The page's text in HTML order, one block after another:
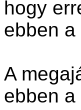
hogy
ebben
A
ebben